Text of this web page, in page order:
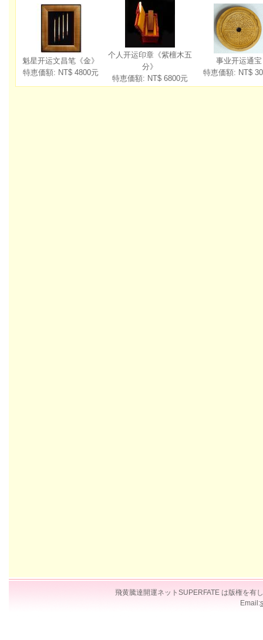
魁星开运文昌笔《金》
特恵価額: NT$ 4800元
个人开运印章《紫檀木五
分》
特恵価額: NT$ 6800元
事业开运通宝
特恵価額: NT$
飛黄騰達開運ネットSUPERFATE は版権を有
Email: